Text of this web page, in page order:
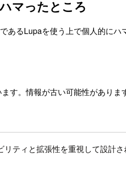
マったところ
るLupaを使う上で個人的にハ
す。情報が古い可能性がありま
ティと拡張性を重視して設計